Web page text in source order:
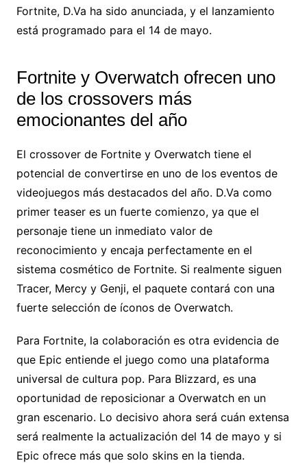
Fortnite, D.Va ha sido anunciada, y el lanzamiento
está programado para el 14 de mayo.
Fortnite y Overwatch ofrecen uno
de los crossovers más
emocionantes del año
El crossover de Fortnite y Overwatch tiene el
potencial de convertirse en uno de los eventos de
videojuegos más destacados del año. D.Va como
primer teaser es un fuerte comienzo, ya que el
personaje tiene un inmediato valor de
reconocimiento y encaja perfectamente en el
sistema cosmético de Fortnite. Si realmente siguen
Tracer, Mercy y Genji, el paquete contará con una
fuerte selección de íconos de Overwatch.
Para Fortnite, la colaboración es otra evidencia de
que Epic entiende el juego como una plataforma
universal de cultura pop. Para Blizzard, es una
oportunidad de reposicionar a Overwatch en un
gran escenario. Lo decisivo ahora será cuán extensa
será realmente la actualización del 14 de mayo y si
Epic ofrece más que solo skins en la tienda.